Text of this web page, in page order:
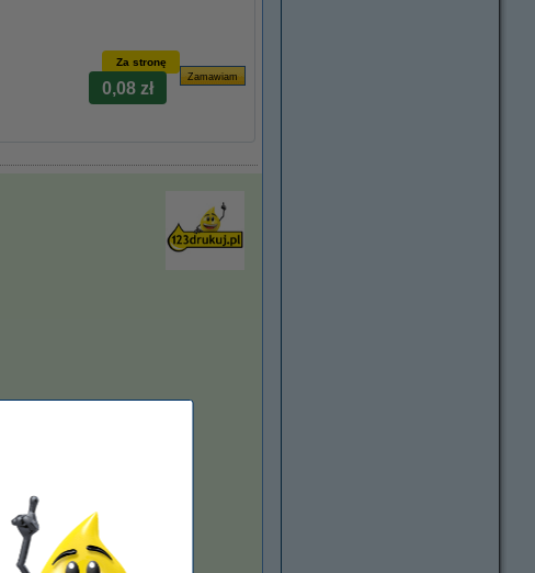
Za stronę
0,08 zł